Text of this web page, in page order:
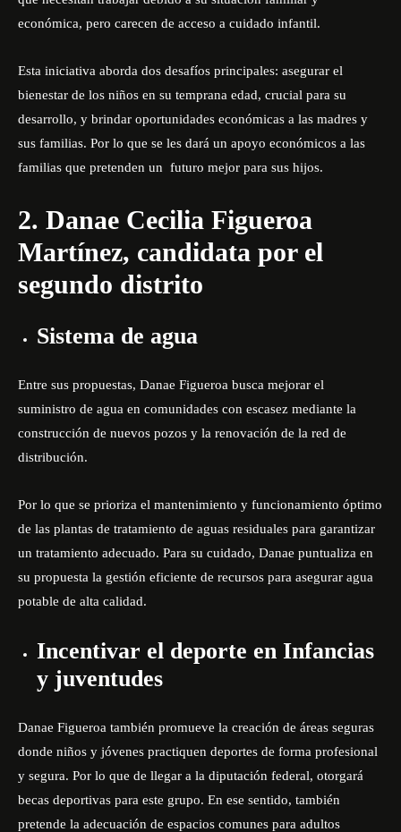
económica, pero carecen de acceso a cuidado infantil.
Esta iniciativa aborda dos desafíos principales: asegurar el
bienestar de los niños en su temprana edad, crucial para su
desarrollo, y brindar oportunidades económicas a las madres y
sus familias. Por lo que se les dará un apoyo económicos a las
familias que pretenden un futuro mejor para sus hijos.
2. Danae Cecilia Figueroa
Martínez, candidata por el
segundo distrito
Sistema de agua
Entre sus propuestas, Danae Figueroa busca mejorar el
suministro de agua en comunidades con escasez mediante la
construcción de nuevos pozos y la renovación de la red de
distribución.
Por lo que se prioriza el mantenimiento y funcionamiento óptimo
de las plantas de tratamiento de aguas residuales para garantizar
un tratamiento adecuado. Para su cuidado, Danae puntualiza en
su propuesta la gestión eficiente de recursos para asegurar agua
potable de alta calidad.
Incentivar el deporte en Infancias
y juventudes
Danae Figueroa también promueve la creación de áreas seguras
donde niños y jóvenes practiquen deportes de forma profesional
y segura. Por lo que de llegar a la diputación federal, otorgará
becas deportivas para este grupo. En ese sentido, también
pretende la adecuación de espacios comunes para adultos